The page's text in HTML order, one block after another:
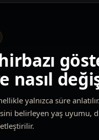
nasıl
yalnızca süre
belirleyen yaş uyumu,